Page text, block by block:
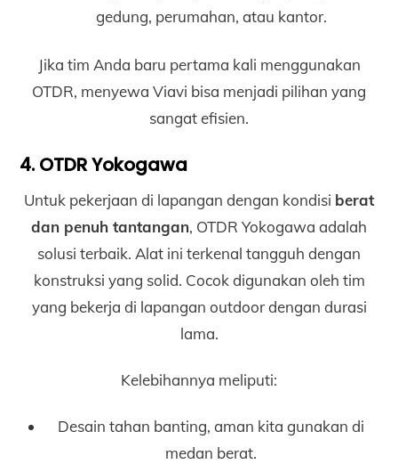
gedung, perumahan, atau kantor.
Jika tim Anda baru pertama kali menggunakan
OTDR, menyewa Viavi bisa menjadi pilihan yang
sangat efisien.
4. OTDR Yokogawa
Untuk pekerjaan di lapangan dengan kondisi berat
dan penuh tantangan, OTDR Yokogawa adalah
solusi terbaik. Alat ini terkenal tangguh dengan
konstruksi yang solid. Cocok digunakan oleh tim
yang bekerja di lapangan outdoor dengan durasi
lama.
Kelebihannya meliputi:
Desain tahan banting, aman kita gunakan di
medan berat.